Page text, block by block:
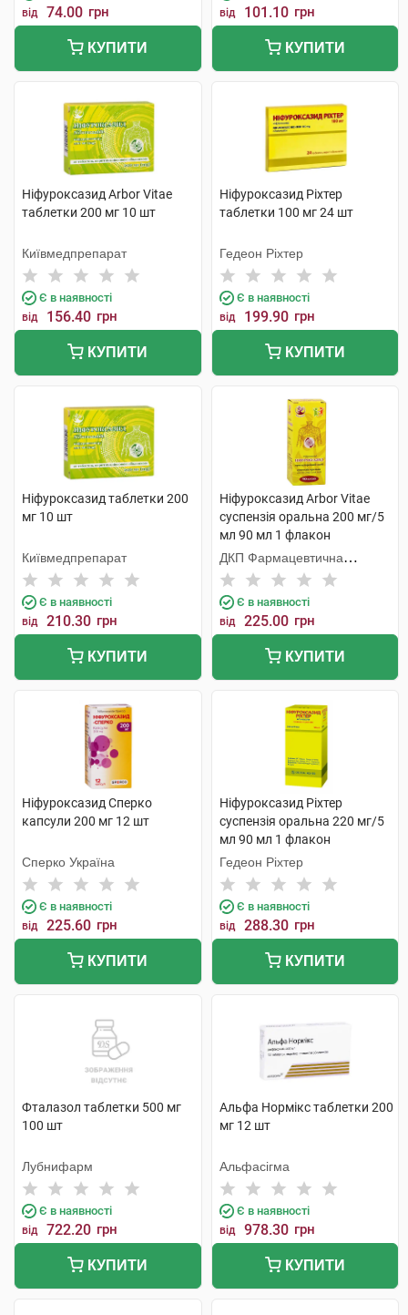
від 74.00 грн
КУПИТИ
від 101.10 грн
КУПИТИ
Ніфуроксазид Arbor Vitae
таблетки 200 мг 10 шт
Київмедпрепарат
Є в наявності
від 156.40 грн
КУПИТИ
Ніфуроксазид Ріхтер
таблетки 100 мг 24 шт
Гедеон Ріхтер
Є в наявності
від 199.90 грн
КУПИТИ
Ніфуроксазид таблетки 200
мг 10 шт
Київмедпрепарат
Є в наявності
від 210.30 грн
КУПИТИ
Ніфуроксазид Arbor Vitae
суспензія оральна 200 мг/5
мл 90 мл 1 флакон
ДКП Фармацевтична
фабрика
Є в наявності
від 225.00 грн
КУПИТИ
Ніфуроксазид Сперко
капсули 200 мг 12 шт
Сперко Україна
Є в наявності
від 225.60 грн
КУПИТИ
Ніфуроксазид Ріхтер
суспензія оральна 220 мг/5
мл 90 мл 1 флакон
Гедеон Ріхтер
Є в наявності
від 288.30 грн
КУПИТИ
Фталазол таблетки 500 мг
100 шт
Лубнифарм
Є в наявності
від 722.20 грн
КУПИТИ
Альфа Нормікс таблетки 200
мг 12 шт
Альфасігма
Є в наявності
від 978.30 грн
КУПИТИ